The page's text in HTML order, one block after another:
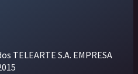
TELEARTE S.A. EMPRESA